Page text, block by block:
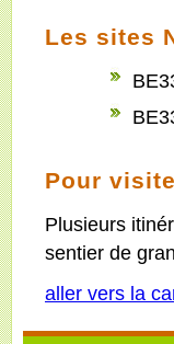
Les sites
Pour
Plusieurs
sentier de
aller vers la